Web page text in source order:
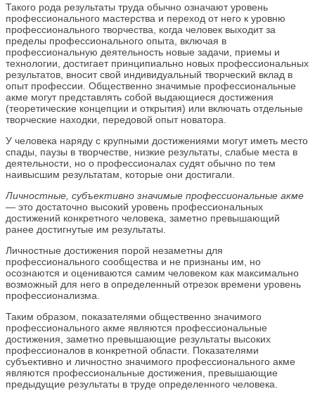
Такого рода результаты труда обычно означают уровень
профессионального мастерства и переход от него к уровню
профессионального творчества, когда человек выходит за
пределы профессионального опыта, включая в
профессиональную деятельность новые задачи, приемы и
технологии, достигает принципиально новых профессиональных
результатов, вносит свой индивидуальный творческий вклад в
опыт профессии. Общественно значимые профессиональные
акме могут представлять собой выдающиеся достижения
(теоретические концепции и открытия) или включать отдельные
творческие находки, передовой опыт новатора.
У человека наряду с крупными достижениями могут иметь место
спады, паузы в творчестве, низкие результаты, слабые места в
деятельности, но о профессионалах судят обычно по тем
наивысшим результатам, которые они достигали.
Личностные, субъективно значимые профессиональные акме
— это достаточно высокий уровень профессиональных
достижений конкретного человека, заметно превышающий
ранее достигнутые им результаты.
Личностные достижения порой незаметны для
профессионального сообщества и не признаны им, но
осознаются и оцениваются самим человеком как максимально
возможный для него в определенный отрезок времени уровень
профессионализма.
Таким образом, показателями общественно значимого
профессионального акме являются профессиональные
достижения, заметно превышающие результаты высоких
профессионалов в конкретной области. Показателями
субъективно и личностно значимого профессионального акме
являются профессиональные достижения, превышающие
предыдущие результаты в труде определенного человека.